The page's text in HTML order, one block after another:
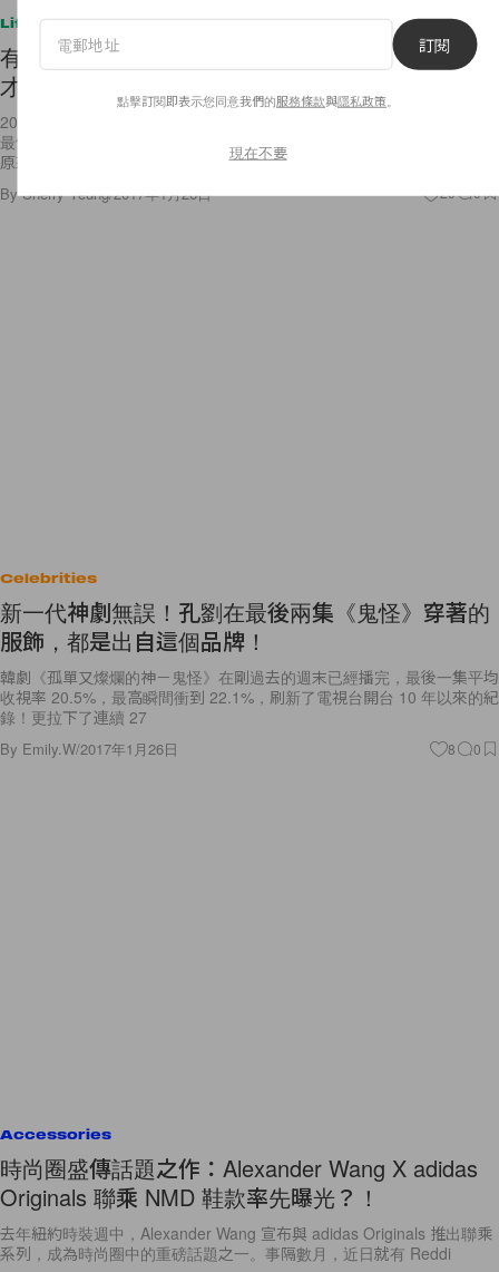
Lifestyle
有才華就能被賞識！這 7 位電影工作者，在過世後
才走進奧斯卡榮譽殿堂！
2017 奧斯卡的入圍名單已發佈，其中《Fences》獲得共 4 項提名包括
最佳劇本，《Fences》的編劇 Denzel Washington 和 Viola Davis 則指
原來參照劇作家
BySherry Yeung/2017年1月26日 20 0
Celebrities
新一代神劇無誤！孔劉在最後兩集《鬼怪》穿著的
服飾，都是出自這個品牌！
韓劇《孤單又燦爛的神－鬼怪》在剛過去的週末已經播完，最後一集平均
收視率 20.5%，最高瞬間衝到 22.1%，刷新了電視台開台 10 年以來的紀
錄！更拉下了連續 27
By Emily.W/2017年1月26日 8 0
Accessories
時尚圈盛傳話題之作：Alexander Wang X adidas
Originals 聯乘 NMD 鞋款率先曝光？！
去年紐約時裝週中，Alexander Wang 宣布與 adidas Originals 推出聯乘
系列，成為時尚圈中的重磅話題之一。事隔數月，近日就有 Reddi
訂閱
點擊訂閱即表示您同意我們的服務條款與隱私政策
現在不要